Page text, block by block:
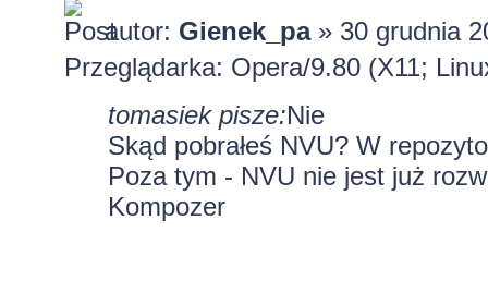
autor: Gienek_pa» 30 grudnia
Przeglądarka: Opera/9.80 (X11;
tomasiek pisze:Nie
Skąd pobrałeś NVU? W
Poza tym - NVU nie jest już
Kompozer